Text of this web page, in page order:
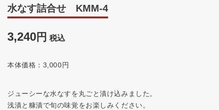
水なす詰合せ KMM-4
3,240 税込
本体価格：3,000円
ジューシーな水なすを丸ごと漬け込みました。
浅漬と糠漬で旬の味覚をお楽しみください。